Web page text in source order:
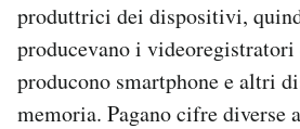
produttrici dei dispositivi,
producevano i videoregistratori
producono smartphone e altri
memoria. Pagano cifre diverse